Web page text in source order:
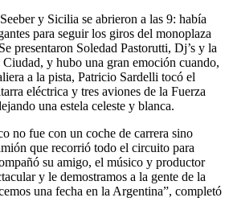
y Sicilia se abrieron a las 9: había
para seguir los giros del monoplaza
presentaron Soledad Pastorutti, Dj’s y la
y hubo una gran emoción cuando,
a la pista, Patricio Sardelli tocó el
eléctrica y tres aviones de la Fuerza
una estela celeste y blanca.
no fue con un coche de carrera sino
que recorrió todo el circuito para
su amigo, el músico y productor
y le demostramos a la gente de la
una fecha en la Argentina”, completó